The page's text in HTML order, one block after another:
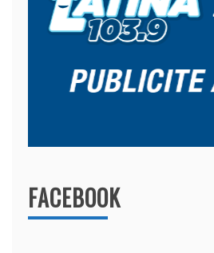
FACEBOOK